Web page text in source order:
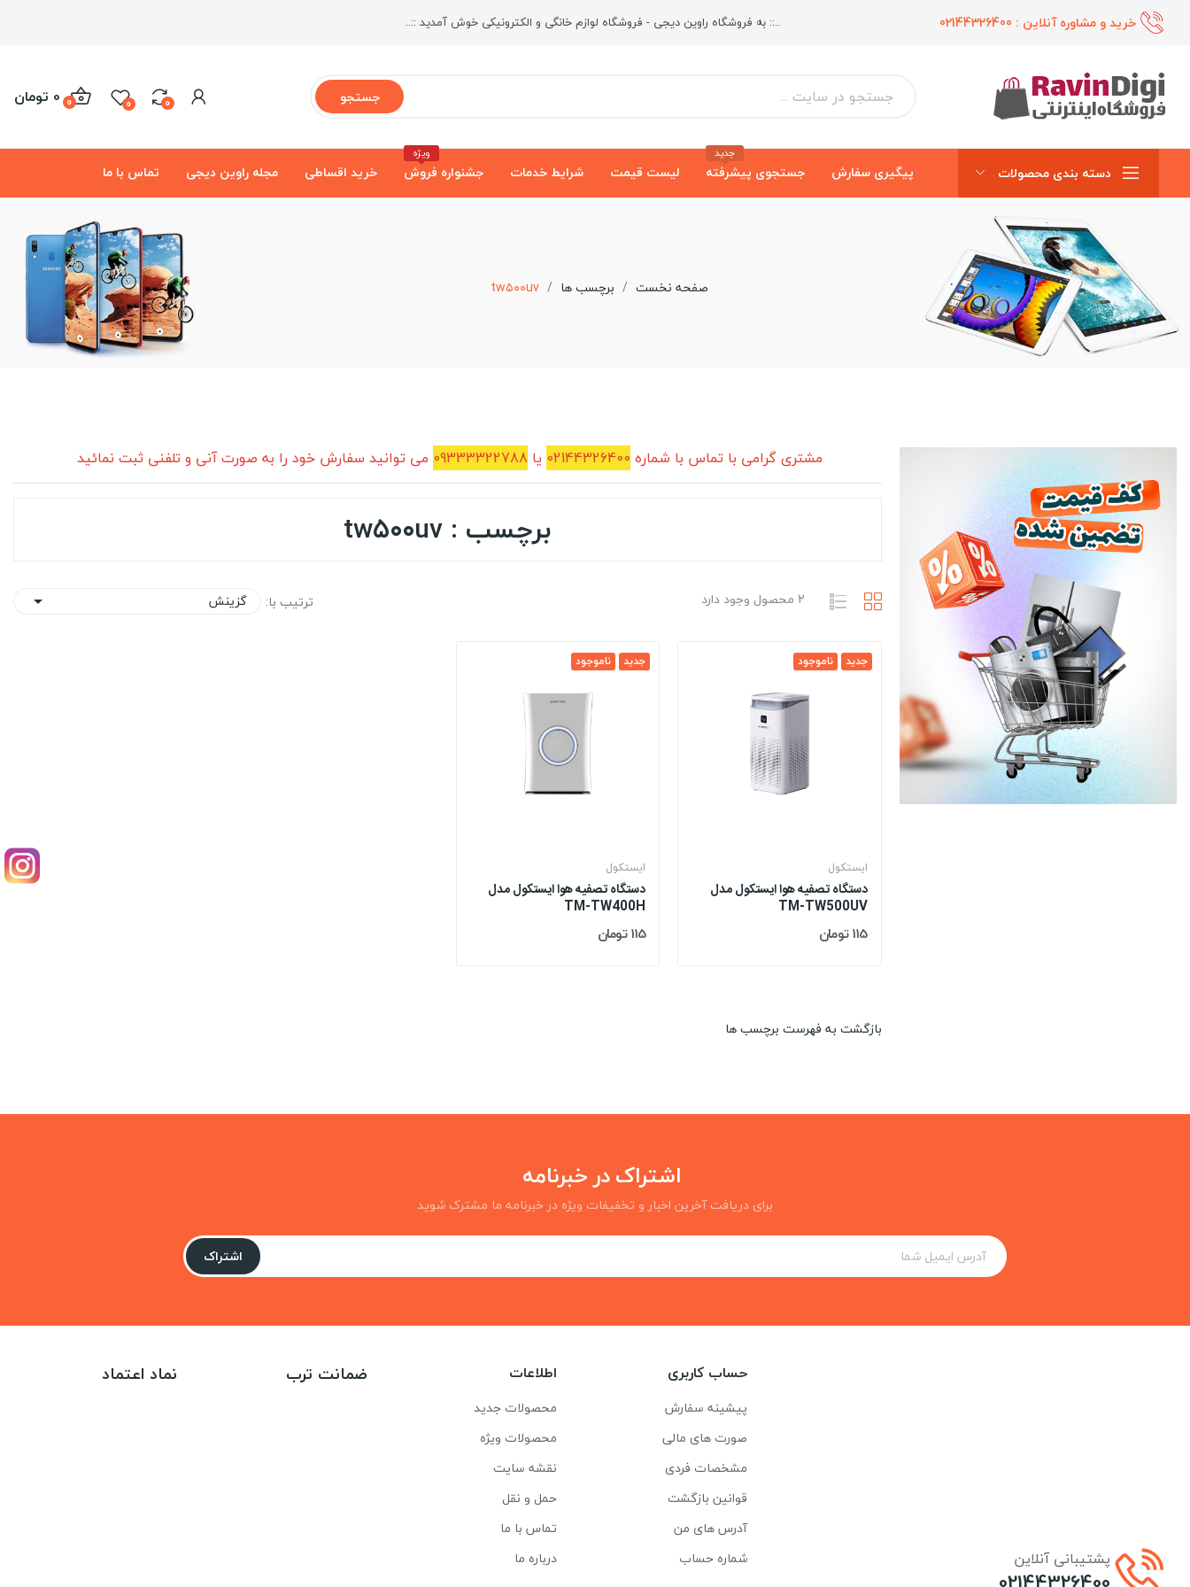
خرید و مشاوره آنلاین : 02144326400 ..:: به فروشگاه راوین دیجی - فروشگاه لوازم خانگی و الکترونیکی خوش آمدید ::..
جستجو 0
0 0 تومان 0
دسته بندی محصولات پیگیری سفارش جستجوی پیشرفته
جدید
لیست قیمت شرایط خدمات جشنواره فروش
ویژه
خرید اقساطی مجله راوین دیجی تماس با ما
صفحه نخست برچسب ها tw۵۰۰uv
مشتری گرامی با تماس با شماره 02144326400 یا09333322788 می توانید سفارش خود را به صورت آنی و تلفنی ثبت نمائید
برچسب : tw۵۰۰uv
2 محصول وجود دارد ترتیب با: گزینش 
جدید ناموجود
ایستکول
دستگاه تصفیه هوا ایستکول مدل
TM-TW500UV
115 تومان
جدید ناموجود
ایستکول
دستگاه تصفیه هوا ایستکول مدل
TM-TW400H
115 تومان
بازگشت به فهرست برچسب ها
اشتراک در خبرنامه
برای دریافت آخرین اخبار و تخفیفات ویژه در خبرنامه ما مشترک شوید
اشتراک
پشتیبانی آنلاین
حساب کاربری
پیشینه سفارش
صورت های مالی
مشخصات فردی
قوانین بازگشت
آدرس های من
شماره حساب
اطلاعات
محصولات جدید
محصولات ویژه
نقشه سایت
حمل و نقل
تماس با ما
درباره ما
ضمانت ترب نماد اعتماد